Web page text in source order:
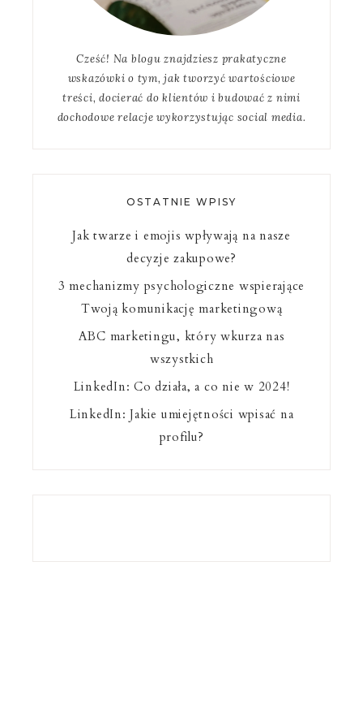
Cześć! Na blogu znajdziesz prakatyczne
wskazówki o tym, jak tworzyć wartościowe
treści, docierać do klientów i budować z nimi
dochodowe relacje wykorzystując social media.
OSTATNIE WPISY
Jak twarze i emojis wpływają na nasze
decyzje zakupowe?
3 mechanizmy psychologiczne wspierające
Twoją komunikację marketingową
ABC marketingu, który wkurza nas
wszystkich
LinkedIn: Co działa, a co nie w 2024!
LinkedIn: Jakie umiejętności wpisać na
profilu?